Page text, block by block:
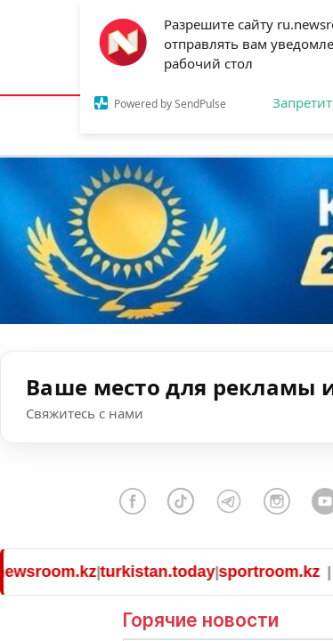
Разрешите сайту
отправлять вам
рабочий стол
Powered by SendPulse
Астана:19°C Алматы:
Ваше место для рекламы
Свяжитесь с нами
|turkistan.today|sportroom.kz|
Горячие новости